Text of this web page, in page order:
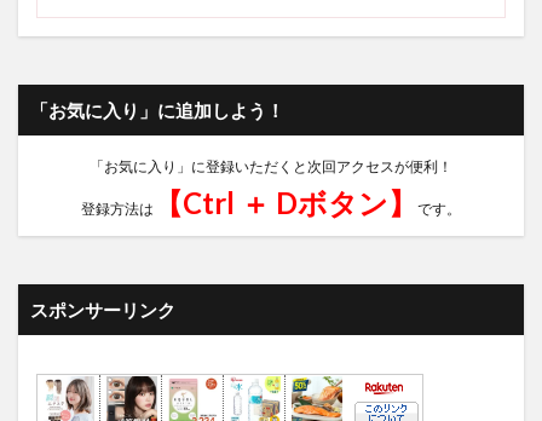
「お気に入り」に追加しよう！
「お気に入り」に登録いただくと次回アクセスが便利！
登録方法は 【Ctrl ＋ Dボタン】 です。
スポンサーリンク